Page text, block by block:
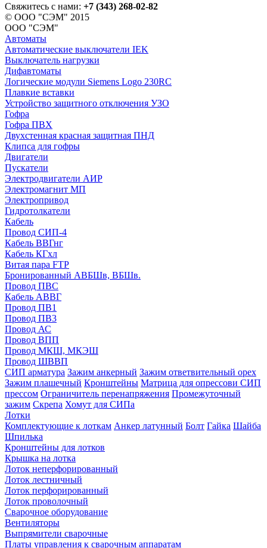
Свяжитесь с нами: +7 (343) 268-02-82
© ООО "СЭМ" 2015
ООО "СЭМ"
Автоматы
Автоматические выключатели IEK
Выключатель нагрузки
Дифавтоматы
Логические модули Siemens Logo 230RC
Плавкие вставки
Устройство защитного отключения УЗО
Гофра
Гофра ПВХ
Двухстенная красная защитная ПНД
Клипса для гофры
Двигатели
Пускатели
Электродвигатели АИР
Электромагнит МП
Электропривод
Гидротолкатели
Кабель
Провод СИП-4
Кабель ВВГнг
Кабель КГхл
Витая пара FTP
Бронированный АВБШв, ВБШв.
Провод ПВС
Кабель АВВГ
Провод ПВ1
Провод ПВ3
Провод АС
Провод ВПП
Провод МКШ, МКЭШ
Провод ШВВП
СИП арматура Зажим анкерный Зажим ответвительный орех
Зажим плашечный Кронштейны Матрица для опрессови СИП
прессом Ограничитель перенапряжения Промежуточный
зажим Скрепа Хомут для СИПа
Лотки
Комплектующие к лоткам Анкер латунный Болт Гайка Шайба
Шпилька
Кронштейны для лотков
Крышка на лотка
Лоток неперфорированный
Лоток лестничный
Лоток перфорированный
Лоток проволочный
Сварочное оборудование
Вентиляторы
Выпрямители сварочные
Платы управления к сварочным аппаратам